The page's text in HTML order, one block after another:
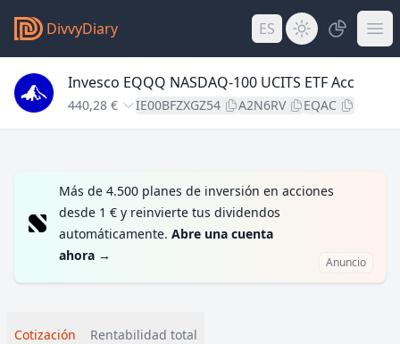
DivvyDiary ES
Invesco EQQQ NASDAQ-100 UCITS ETF Acc
440,28 € IE00BFZXGZ54 A2N6RV EQAC
Más de 4.500 planes de inversión en acciones
desde 1 € y reinvierte tus dividendos
automáticamente. Abre una cuenta
ahora → Anuncio
Cotización Rentabilidad total